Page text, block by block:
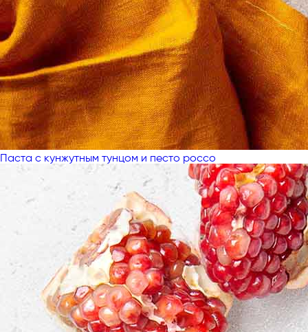
Паста с кунжутным тунцом и песто россо